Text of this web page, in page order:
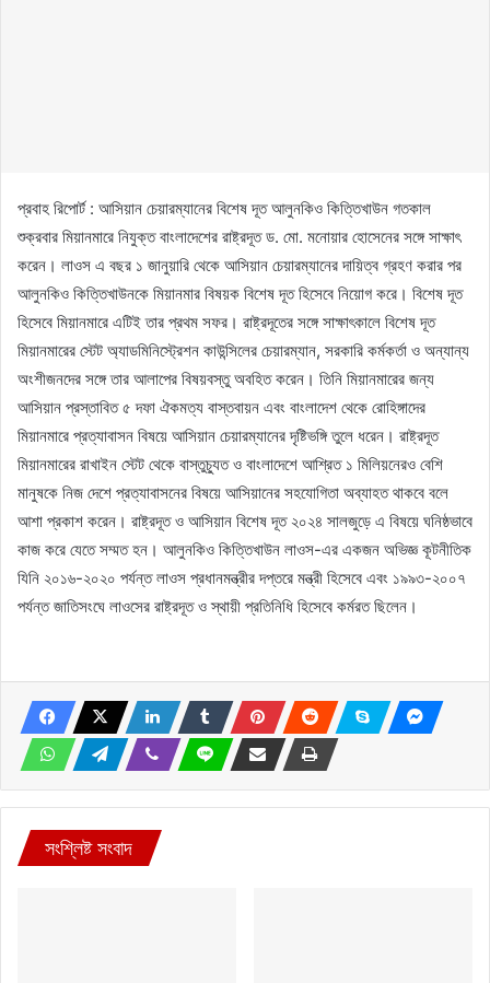
প্রবাহ রিপোর্ট : আসিয়ান চেয়ারম্যানের বিশেষ দূত আলুনকিও কিত্তিখাউন গতকাল
শুক্রবার মিয়ানমারে নিযুক্ত বাংলাদেশের রাষ্ট্রদূত ড. মো. মনোয়ার হোসেনের সঙ্গে সাক্ষাৎ
করেন। লাওস এ বছর ১ জানুয়ারি থেকে আসিয়ান চেয়ারম্যানের দায়িত্ব গ্রহণ করার পর
আলুনকিও কিত্তিখাউনকে মিয়ানমার বিষয়ক বিশেষ দূত হিসেবে নিয়োগ করে। বিশেষ দূত
হিসেবে মিয়ানমারে এটিই তার প্রথম সফর। রাষ্ট্রদূতের সঙ্গে সাক্ষাৎকালে বিশেষ দূত
মিয়ানমারের স্টেট অ্যাডমিনিস্ট্রেশন কাউন্সিলের চেয়ারম্যান, সরকারি কর্মকর্তা ও অন্যান্য
অংশীজনদের সঙ্গে তার আলাপের বিষয়বস্তু অবহিত করেন। তিনি মিয়ানমারের জন্য
আসিয়ান প্রস্তাবিত ৫ দফা ঐকমত্য বাস্তবায়ন এবং বাংলাদেশ থেকে রোহিঙ্গাদের
মিয়ানমারে প্রত্যাবাসন বিষয়ে আসিয়ান চেয়ারম্যানের দৃষ্টিভঙ্গি তুলে ধরেন। রাষ্ট্রদূত
মিয়ানমারের রাখাইন স্টেট থেকে বাস্তুচ্যুত ও বাংলাদেশে আশ্রিত ১ মিলিয়নেরও বেশি
মানুষকে নিজ দেশে প্রত্যাবাসনের বিষয়ে আসিয়ানের সহযোগিতা অব্যাহত থাকবে বলে
আশা প্রকাশ করেন। রাষ্ট্রদূত ও আসিয়ান বিশেষ দূত ২০২৪ সালজুড়ে এ বিষয়ে ঘনিষ্ঠভাবে
কাজ করে যেতে সম্মত হন। আলুনকিও কিত্তিখাউন লাওস-এর একজন অভিজ্ঞ কূটনীতিক
যিনি ২০১৬-২০২০ পর্যন্ত লাওস প্রধানমন্ত্রীর দপ্তরে মন্ত্রী হিসেবে এবং ১৯৯৩-২০০৭
পর্যন্ত জাতিসংঘে লাওসের রাষ্ট্রদূত ও স্থায়ী প্রতিনিধি হিসেবে কর্মরত ছিলেন।
সংশ্লিষ্ট সংবাদ